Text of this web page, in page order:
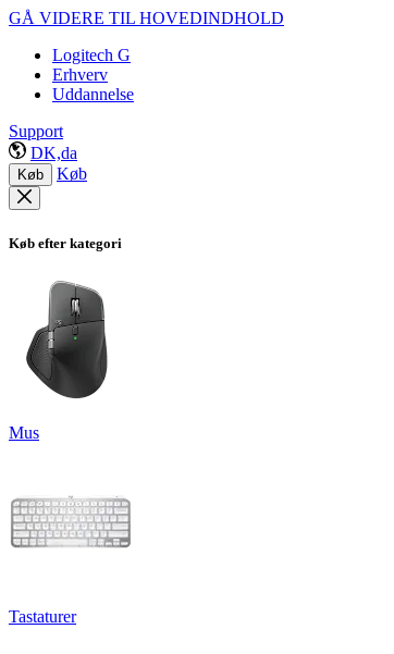
GÅ VIDERE TIL HOVEDINDHOLD
Logitech G
Erhverv
Uddannelse
Support
DK,da
Køb Køb
Køb efter kategori
Mus
Tastaturer